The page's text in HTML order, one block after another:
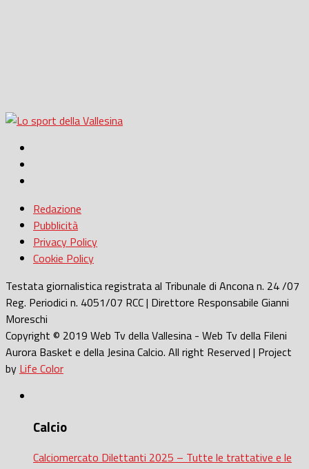
Redazione
Pubblicità
Privacy Policy
Cookie Policy
Testata giornalistica registrata al Tribunale di Ancona n. 24 /07
Reg. Periodici n. 4051/07 RCC | Direttore Responsabile Gianni
Moreschi
Copyright © 2019 Web Tv della Vallesina - Web Tv della Fileni
Aurora Basket e della Jesina Calcio. All right Reserved | Project
by Life Color
Calcio
Calciomercato Dilettanti 2025 – Tutte le trattative e le